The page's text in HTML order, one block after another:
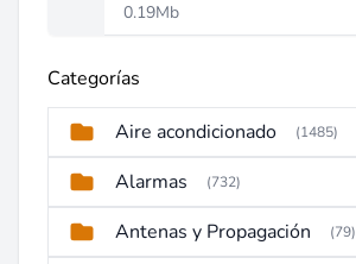
0.19Mb
Categorías
Aire acondicionado (1485)
Alarmas (732)
Antenas y Propagación (79)